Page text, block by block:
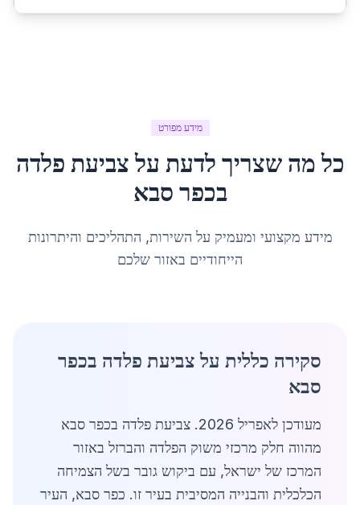
מידע מפורט
כל מה שצריך לדעת עלצביעת פלדה
בכפר סבא
מידע מקצועי ומעמיק על השירות, התהליכים והיתרונות
הייחודיים באזור שלכם
סקירה כללית על צביעת פלדה בכפר
סבא
מעודכן לאפריל 2026. צביעת פלדה בכפר סבא
מהווה חלק מרכזי משוק הפלדה והברזל באזור
המרכז של ישראל, עם ביקוש גובר בשל הצמיחה
הכלכלית והבנייה המסיבית בעיר זו. כפר סבא, העיר